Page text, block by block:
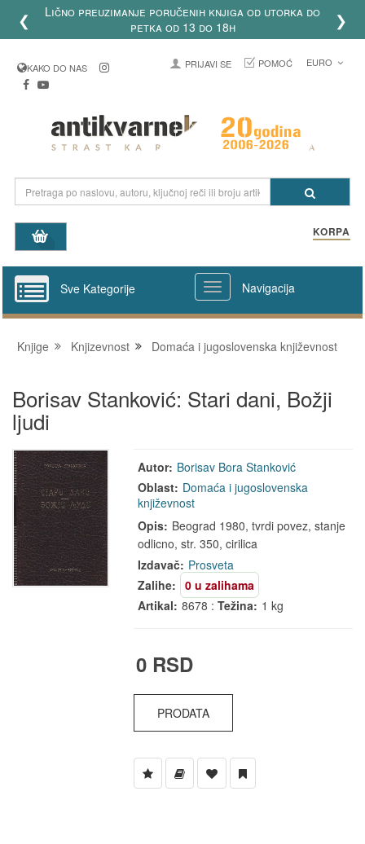
❮
Lično preuzimanje poručenih knjiga od utorka do
petka od 13 do 18h
❯
KAKO DO NAS PRIJAVI SE POMOĆ EURO
KORPA
Sve Kategorije Navigacija
Knjige Knjizevnost Domaća i jugoslovenska književnost
Borisav Stanković: Stari dani, Božji
ljudi
Autor: Borisav Bora Stanković
Oblast: Domaća i jugoslovenska
književnost
Opis: Beograd 1980, tvrdi povez, stanje
odlicno, str. 350, cirilica
Izdavač: Prosveta
Zalihe:
0 u zalihama
Artikal: 8678 :Težina: 1 kg
0 RSD
PRODATA